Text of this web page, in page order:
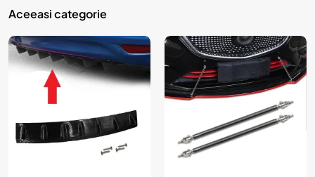
Aceeasi categorie